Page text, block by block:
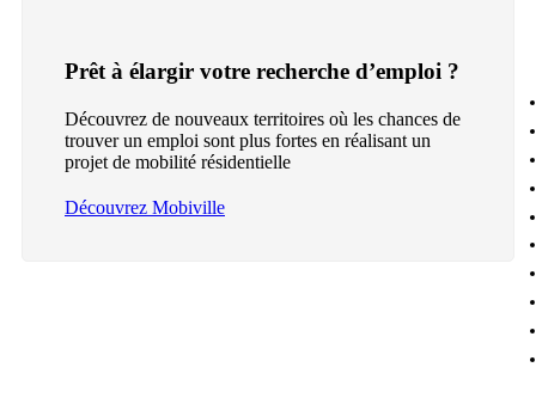
Prêt à élargir votre recherche d’emploi ?
Découvrez de nouveaux territoires où les chances de
trouver un emploi sont plus fortes en réalisant un
projet de mobilité résidentielle
Découvrez Mobiville